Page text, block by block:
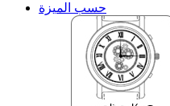
حسب الميزة